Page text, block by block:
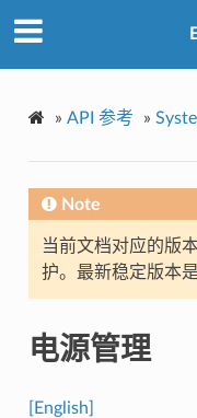
» API 参考 »
Note
当前文档对应的版
护。最新稳定版本是
电源管理
[English]